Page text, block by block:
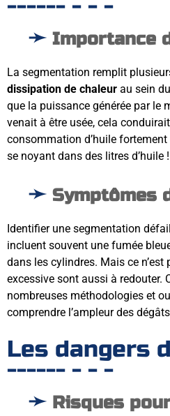
Importance
La segmentation remplit
dissipation de chaleur au sein
que la puissance générée par le
venait à être usée, cela
consommation d’huile
se noyant dans des litres
Symptômes
Identifier une segmentation
incluent souvent une fumée
dans les cylindres. Mais ce
excessive sont aussi à redouter.
nombreuses méthodologies et
comprendre l’ampleur des
Les dangers
Risques